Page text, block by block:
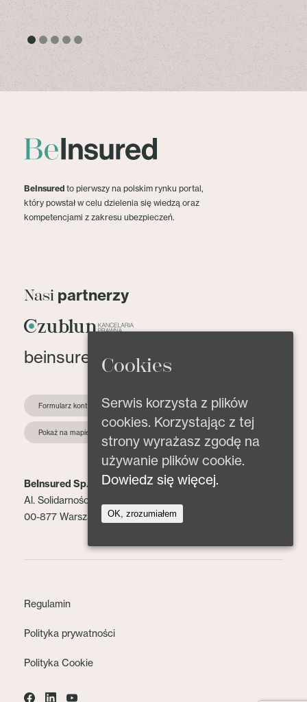
BeInsured to pierwszy na polskim rynku portal,
który powstał w celu dzielenia się wiedzą oraz
kompetencjami z zakresu ubezpieczeń.
Nasi partnerzy
beinsured@beinsured.pl
Formularz kontaktowy
Pokaż na mapie
BeInsured Sp. z o.o.
Al. Solidarności 153 lok. 2
00-877 Warszawa
Regulamin
Polityka prywatności
Polityka Cookie
Cookies
Serwis korzysta z plików
cookies. Korzystając z tej
strony wyrażasz zgodę na
używanie plików cookie.
Dowiedz się więcej.
OK, zrozumiałem